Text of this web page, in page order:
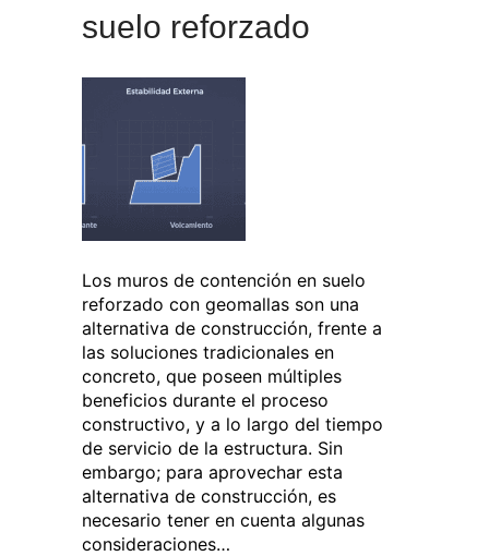
suelo reforzado
Los muros de contención en suelo
reforzado con geomallas son una
alternativa de construcción, frente a
las soluciones tradicionales en
concreto, que poseen múltiples
beneficios durante el proceso
constructivo, y a lo largo del tiempo
de servicio de la estructura. Sin
embargo; para aprovechar esta
alternativa de construcción, es
necesario tener en cuenta algunas
consideraciones…